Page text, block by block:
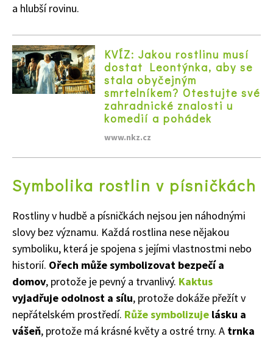
a hlubší rovinu.
KVÍZ: Jakou rostlinu musí
dostat Leontýnka, aby se
stala obyčejným
smrtelníkem? Otestujte své
zahradnické znalosti u
komedií a pohádek
www.nkz.cz
Symbolika rostlin v písničkách
Rostliny v hudbě a písničkách nejsou jen náhodnými
slovy bez významu. Každá rostlina nese nějakou
symboliku, která je spojena s jejími vlastnostmi nebo
historií. Ořech může symbolizovat bezpečí a
domov, protože je pevný a trvanlivý. Kaktus
vyjadřuje odolnost a sílu, protože dokáže přežít v
nepřátelském prostředí. Růže symbolizuje lásku a
vášeň, protože má krásné květy a ostré trny. A trnka